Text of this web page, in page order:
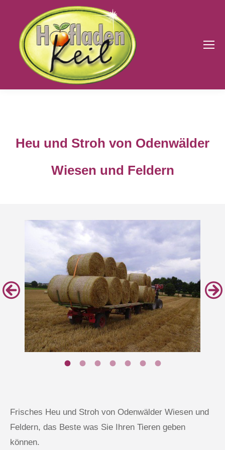
Heu und Stroh von Odenwälder
Wiesen und Feldern
Frisches Heu und Stroh von Odenwälder Wiesen und
Feldern, das Beste was Sie Ihren Tieren geben
können.